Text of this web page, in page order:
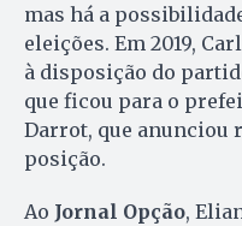
mas há a
eleições. Em 2019,
à disposição do
que ficou para o
Darrot, que anunciou
posição.
Ao Jornal Opção,